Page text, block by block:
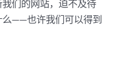
们的网站，迫不及待
——也许我们可以得到